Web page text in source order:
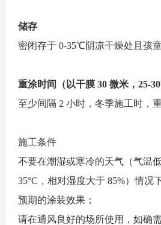
储存
密闭存于 0-35℃阴凉干燥处且孩
重涂时间（以干膜 30 微米，25-
至少间隔 2 小时，冬季施工时，
施工条件
不要在潮湿或寒冷的天气（气温
35°C，相对湿度大于 85%）情况
预期的涂装效果；
请在通风良好的场所使用，如确